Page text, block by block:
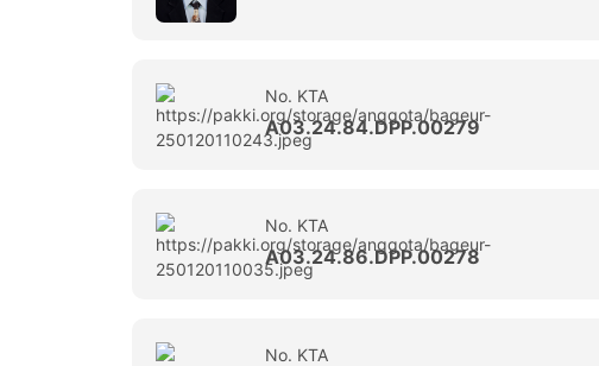
No. KTA
A03.24.84.DPP.00279
No. KTA
A03.24.86.DPP.00278
No. KTA